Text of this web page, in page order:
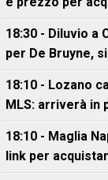
18:30 - Diluvio a
per De Bruyne,
18:10 - Lozano
MLS: arriverà in
18:10 - Maglia
link per